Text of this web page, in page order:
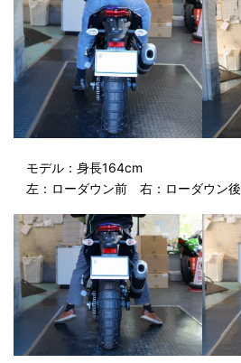
モデル：身長164cm
左：ローダウン前 右：ローダウン後